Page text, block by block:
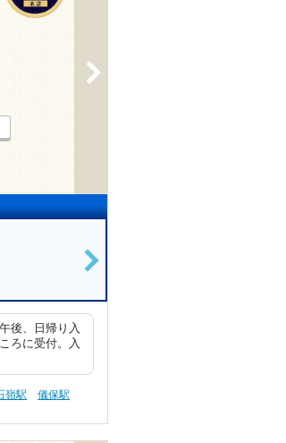
>
後、日帰り入
ろに受付。入
嶺駅
儀保駅